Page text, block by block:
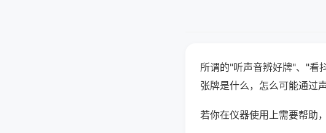
所谓的"听声音辨好牌"、"看
张牌是什么，怎么可能通过
若你在仪器使用上需要帮助